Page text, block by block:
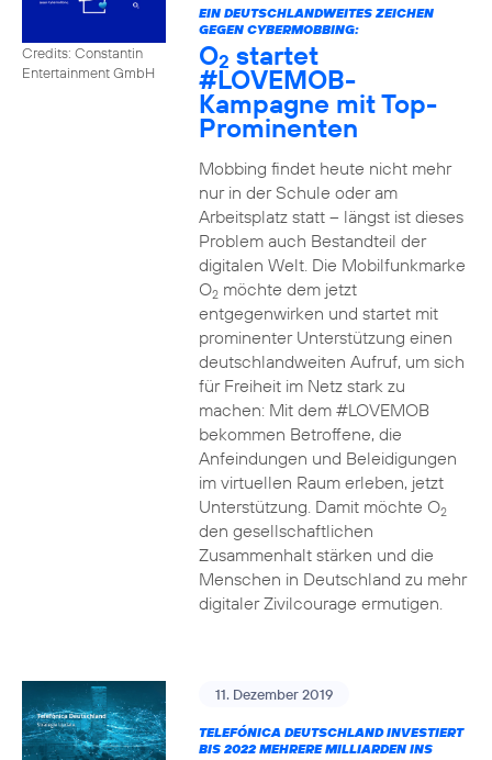
Credits: Constantin
Entertainment GmbH
EIN DEUTSCHLANDWEITES ZEICHEN
GEGEN CYBERMOBBING:
O2 startet
#LOVEMOB-
Kampagne mit Top-
Prominenten
Mobbing findet heute nicht mehr
nur in der Schule oder am
Arbeitsplatz statt – längst ist dieses
Problem auch Bestandteil der
digitalen Welt. Die Mobilfunkmarke
O2möchte dem jetzt
entgegenwirken und startet mit
prominenter Unterstützung einen
deutschlandweiten Aufruf, um sich
für Freiheit im Netz stark zu
machen: Mit dem #LOVEMOB
bekommen Betroffene, die
Anfeindungen und Beleidigungen
im virtuellen Raum erleben, jetzt
Unterstützung. Damit möchte O2
den gesellschaftlichen
Zusammenhalt stärken und die
Menschen in Deutschland zu mehr
digitaler Zivilcourage ermutigen.
11. Dezember 2019
TELEFÓNICA DEUTSCHLAND INVESTIERT
BIS 2022 MEHRERE MILLIARDEN INS